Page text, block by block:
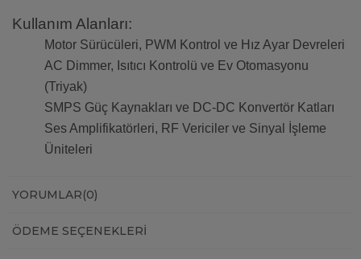
Kullanım Alanları:
Motor Sürücüleri, PWM Kontrol ve Hız Ayar Devreleri
AC Dimmer, Isıtıcı Kontrolü ve Ev Otomasyonu
(Triyak)
SMPS Güç Kaynakları ve DC-DC Konvertör Katları
Ses Amplifikatörleri, RF Vericiler ve Sinyal İşleme
Üniteleri
YORUMLAR(0)
ÖDEME SEÇENEKLERI